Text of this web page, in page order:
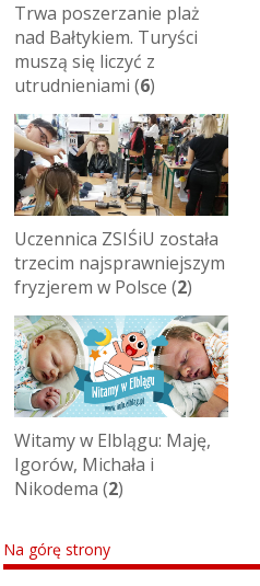
Trwa poszerzanie plaż
nad Bałtykiem. Turyści
muszą się liczyć z
utrudnieniami (6)
Uczennica ZSIŚiU została
trzecim najsprawniejszym
fryzjerem w Polsce (2)
Witamy w Elblągu: Maję,
Igorów, Michała i
Nikodema (2)
Na górę strony